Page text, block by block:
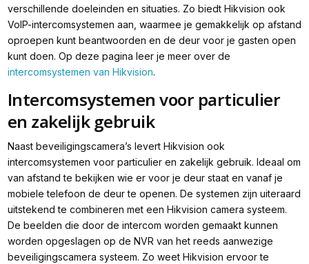
verschillende doeleinden en situaties. Zo biedt Hikvision ook
VoIP-intercomsystemen aan, waarmee je gemakkelijk op afstand
oproepen kunt beantwoorden en de deur voor je gasten open
kunt doen. Op deze pagina leer je meer over de
intercomsystemen van Hikvision.
Intercomsystemen voor particulier
en zakelijk gebruik
Naast beveiligingscamera’s levert Hikvision ook
intercomsystemen voor particulier en zakelijk gebruik. Ideaal om
van afstand te bekijken wie er voor je deur staat en vanaf je
mobiele telefoon de deur te openen. De systemen zijn uiteraard
uitstekend te combineren met een Hikvision camera systeem.
De beelden die door de intercom worden gemaakt kunnen
worden opgeslagen op de NVR van het reeds aanwezige
beveiligingscamera systeem. Zo weet Hikvision ervoor te